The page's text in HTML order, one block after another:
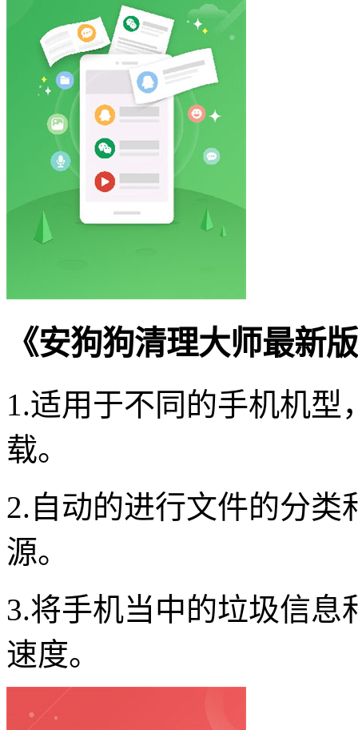
《安狗狗清理大师最新
1.适用于不同的手机机
载。
2.自动的进行文件的分类
源。
3.将手机当中的垃圾信
速度。